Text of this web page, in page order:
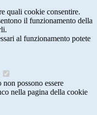
quali cookie consentire.
il funzionamento della
al funzionamento potete
possono essere
nella pagina della cookie